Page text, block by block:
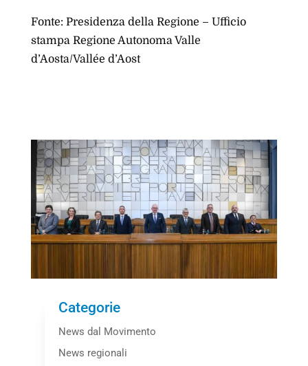
Fonte: Presidenza della Regione – Ufficio
stampa Regione Autonoma Valle
d’Aosta/Vallée d’Aost
Categorie
News dal Movimento
News regionali